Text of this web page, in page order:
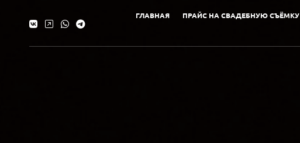
ГЛАВНАЯ ПРАЙС НА СВАДЕБНУЮ СЪЁМКУ